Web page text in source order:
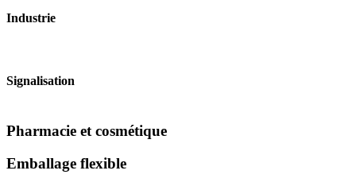
Industrie
Signalisation
Pharmacie et cosmétique
Emballage flexible